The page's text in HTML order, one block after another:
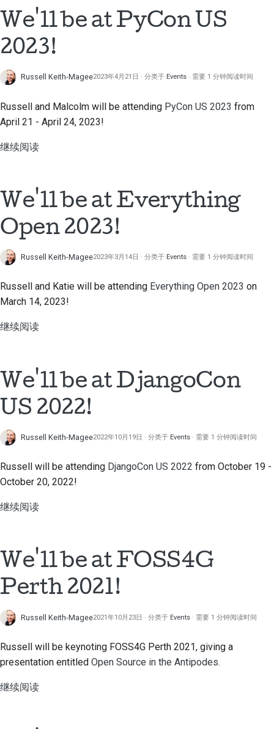
We'll be at PyCon US
2023!
Russell Keith-Magee2023年4月21日 分类于 Events 需要 1 分钟阅读时间
Russell and Malcolm will be attending PyCon US 2023 from
April 21 - April 24, 2023!
继续阅读
We'll be at Everything
Open 2023!
Russell Keith-Magee2023年3月14日 分类于 Events 需要 1 分钟阅读时间
Russell and Katie will be attending Everything Open 2023 on
March 14, 2023!
继续阅读
We'll be at DjangoCon
US 2022!
Russell Keith-Magee2022年10月19日 分类于 Events 需要 1 分钟阅读时间
Russell will be attending DjangoCon US 2022 from October 19 -
October 20, 2022!
继续阅读
We'll be at FOSS4G
Perth 2021!
Russell Keith-Magee2021年10月23日 分类于 Events 需要 1 分钟阅读时间
Russell will be keynoting FOSS4G Perth 2021, giving a
presentation entitled Open Source in the Antipodes.
继续阅读